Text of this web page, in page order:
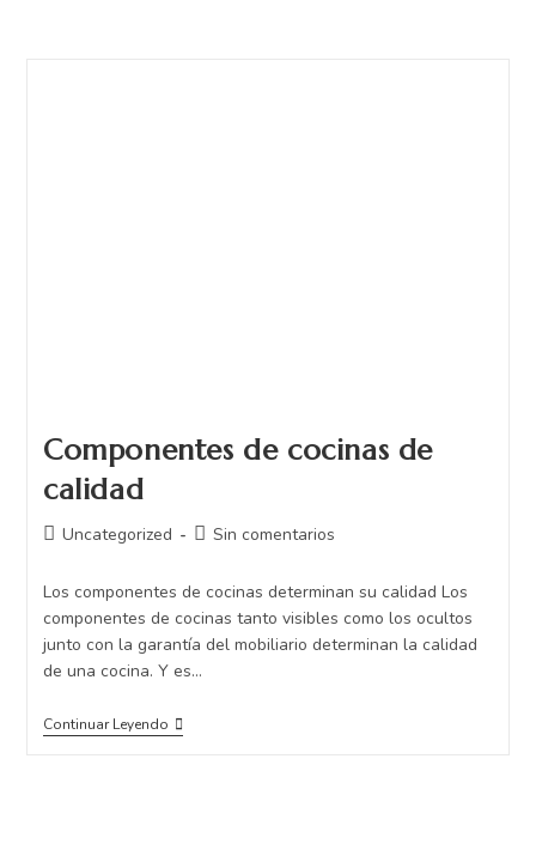
Componentes de cocinas de
calidad
Uncategorized Sin comentarios
Los componentes de cocinas determinan su calidad Los
componentes de cocinas tanto visibles como los ocultos
junto con la garantía del mobiliario determinan la calidad
de una cocina. Y es…
Continuar Leyendo